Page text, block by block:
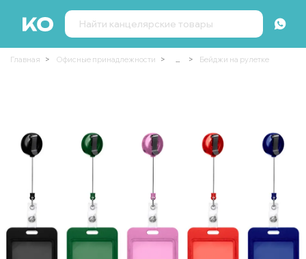
Главная Офисные принадлежности ... Бейджи на рулетке